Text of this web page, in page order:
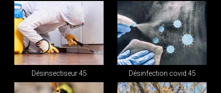
Désinsectiseur 45 Désinfection covid 45